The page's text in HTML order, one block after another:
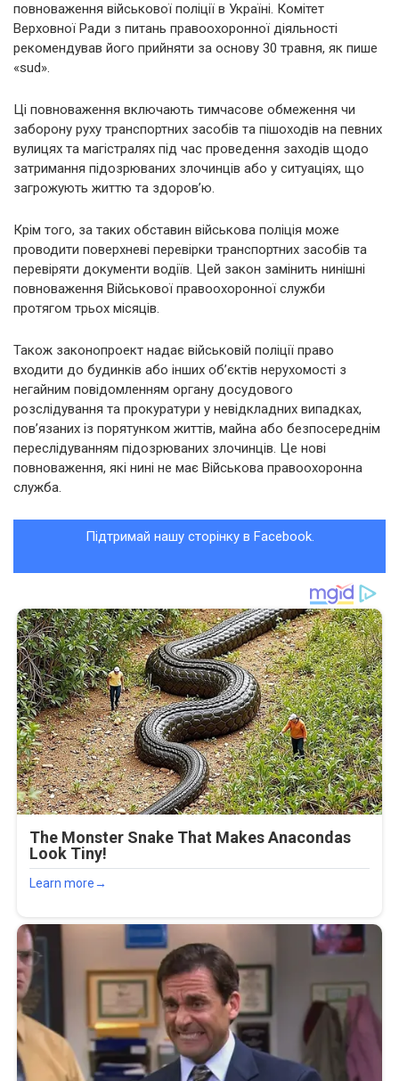
повноваження військової поліції в Україні. Комітет
Верховної Ради з питань правоохоронної діяльності
рекомендував його прийняти за основу 30 травня, як пише
«sud».
Ці повноваження включають тимчасове обмеження чи
заборону руху транспортних засобів та пішоходів на певних
вулицях та магістралях під час проведення заходів щодо
затримання підозрюваних злочинців або у ситуаціях, що
загрожують життю та здоров’ю.
Крім того, за таких обставин військова поліція може
проводити поверхневі перевірки транспортних засобів та
перевіряти документи водіїв. Цей закон замінить нинішні
повноваження Військової правоохоронної служби
протягом трьох місяців.
Також законопроект надає військовій поліції право
входити до будинків або інших об’єктів нерухомості з
негайним повідомленням органу досудового
розслідування та прокуратури у невідкладних випадках,
пов’язаних із порятунком життів, майна або безпосереднім
переслідуванням підозрюваних злочинців. Це нові
повноваження, які нині не має Військова правоохоронна
служба.
Підтримай нашу сторінку в Facebook.